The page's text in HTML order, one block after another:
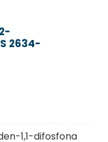
2634-